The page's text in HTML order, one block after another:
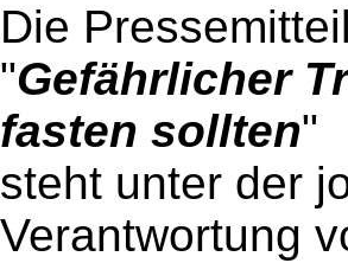
Die
"Gefährlicher
fasten sollten"
steht unter der
Verantwortung